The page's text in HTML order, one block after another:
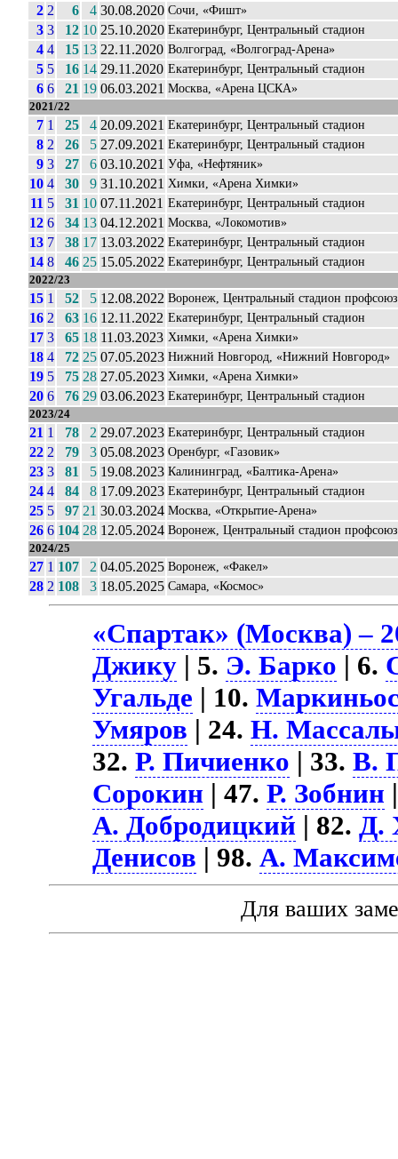
2 2 6 4 30.08.2020 Сочи, «Фишт»
3 3 12 10 25.10.2020 Екатеринбург, Центральный стадион
4 4 15 13 22.11.2020 Волгоград, «Волгоград-Арена»
5 5 16 14 29.11.2020 Екатеринбург, Центральный стадион
6 6 21 19 06.03.2021 Москва, «Арена ЦСКА»
2021/22
7 1 25 4 20.09.2021 Екатеринбург, Центральный стадион
8 2 26 5 27.09.2021 Екатеринбург, Центральный стадион
9 3 27 6 03.10.2021 Уфа, «Нефтяник»
10 4 30 9 31.10.2021 Химки, «Арена Химки»
11 5 31 10 07.11.2021 Екатеринбург, Центральный стадион
12 6 34 13 04.12.2021 Москва, «Локомотив»
13 7 38 17 13.03.2022 Екатеринбург, Центральный стадион
14 8 46 25 15.05.2022 Екатеринбург, Центральный стадион
2022/23
15 1 52 5 12.08.2022 Воронеж, Центральный стадион
16 2 63 16 12.11.2022 Екатеринбург, Центральный стадион
17 3 65 18 11.03.2023 Химки, «Арена Химки»
18 4 72 25 07.05.2023 Нижний Новгород, «Нижний Новгород»
19 5 75 28 27.05.2023 Химки, «Арена Химки»
20 6 76 29 03.06.2023 Екатеринбург, Центральный стадион
2023/24
21 1 78 2 29.07.2023 Екатеринбург, Центральный стадион
22 2 79 3 05.08.2023 Оренбург, «Газовик»
23 3 81 5 19.08.2023 Калининград, «Балтика-Арена»
24 4 84 8 17.09.2023 Екатеринбург, Центральный стадион
25 5 97 21 30.03.2024 Москва, «Открытие-Арена»
26 6 104 28 12.05.2024 Воронеж, Центральный стадион
2024/25
27 1 107 2 04.05.2025 Воронеж, «Факел»
28 2 108 3 18.05.2025 Самара, «Космос»
«Спартак» (Москва) –
Джику | 5. Э. Барко | 6.
Угальде | 10.
Умяров | 24.Н.
32.Р. Пичиенко | 33.В.
Сорокин | 47.Р. Зобнин
А. Добродицкий | 82.Д.
Денисов | 98.А.
Для ваших